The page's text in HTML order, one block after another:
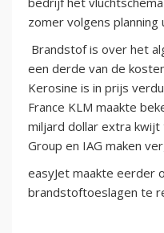
zomer volgens planning
Brandstof is over het
een derde van de
Kerosine is in prijs
France KLM maakte
miljard dollar extra kwijt
Group en IAG maken
easyJet maakte eerder
brandstoftoeslagen te